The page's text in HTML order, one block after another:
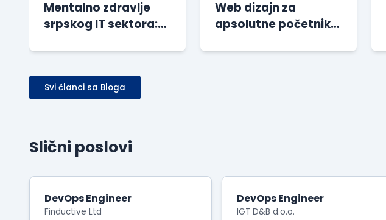
Mentalno zdravlje
srpskog IT sektora:
Web dizajn za
apsolutne početnike:
Svi članci sa Bloga
Slični poslovi
DevOps Engineer
Finductive Ltd
DevOps Engineer
IGT D&B d.o.o.